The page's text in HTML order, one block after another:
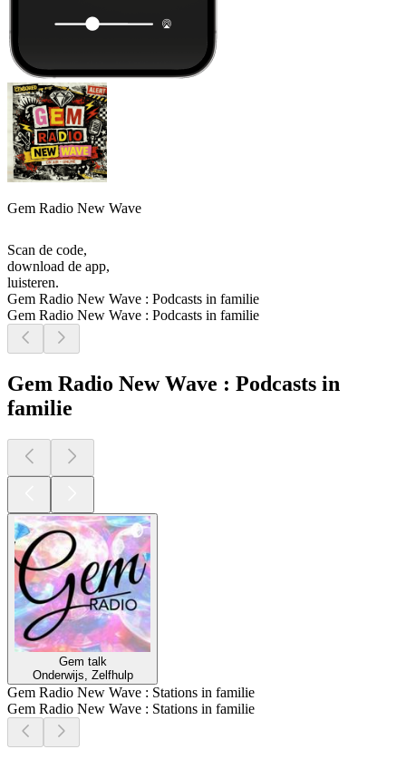
Gem Radio New Wave
Scan de code,
download de app,
luisteren.
Gem Radio New Wave : Podcasts in familie
Gem Radio New Wave : Podcasts in familie
Gem Radio New Wave : Podcasts in
familie
Gem talk
Onderwijs, Zelfhulp
Gem Radio New Wave : Stations in familie
Gem Radio New Wave : Stations in familie